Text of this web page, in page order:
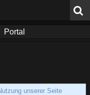
Portal
unserer Seite